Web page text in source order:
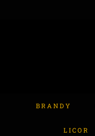
Buscar:BRANDY
LICOR